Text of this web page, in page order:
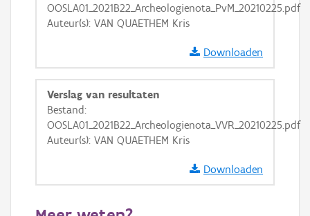
+ −
Basis Lagen
OSM-Basiskaart
GRB-Basiskaart
GRB-Basiskaart in grijswaarden
OOSLA01_2021B22_Archeologienota_PvM_20210225.pdf
Auteur(s): VAN QUAETHEM Kris
Downloaden
Verslag van resultaten
Bestand:
OOSLA01_2021B22_Archeologienota_VVR_20210225.pdf
Auteur(s): VAN QUAETHEM Kris
Downloaden